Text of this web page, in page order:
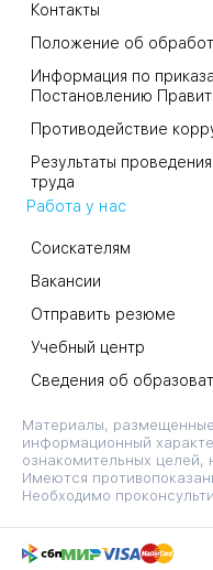
Контакты
Положение об
Информация по
Постановлению
Противодействие
Результаты
труда
Работа у нас
Соискателям
Вакансии
Отправить резюме
Учебный центр
Сведения об
Материалы,
информационный
ознакомительных целей,
Имеются
Необходимо